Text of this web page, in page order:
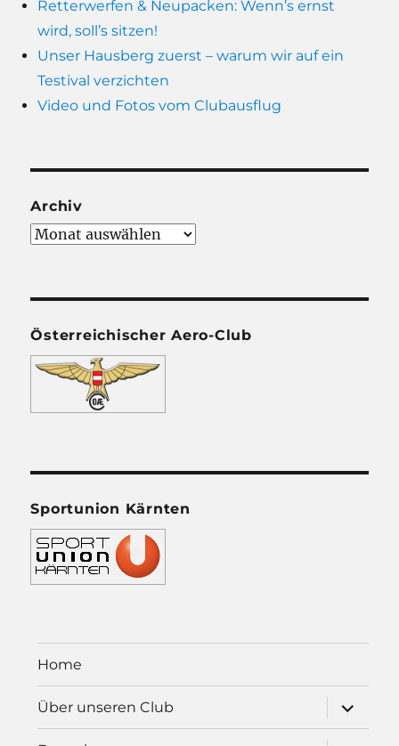
Retterwerfen & Neupacken: Wenn’s ernst
wird, soll’s sitzen!
Unser Hausberg zuerst – warum wir auf ein
Testival verzichten
Video und Fotos vom Clubausflug
Archiv
Archiv
Österreichischer Aero-Club
Sportunion Kärnten
Home
Über unseren Club
öffnen